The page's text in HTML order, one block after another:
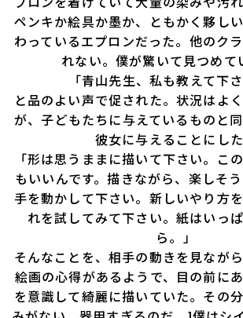
ペンキか絵具か墨か、ともかく夥し
わっているエプロンだった。他のク
れない。僕が驚いて見つめて
「青山先生、私も教えて下さ
と品のよい声で促された。状況はよ
が、子どもたちに与えているものと
彼女に与えることにした
「形は思うままに描いて下さい。こ
もいいんです。描きながら、楽しそ
手を動かして下さい。新しいやり方
れを試してみて下さい。紙はいっ
ら。」
そんなことを、相手の動きを見なが
絵画の心得があるようで、目の前に
を意識して綺麗に描いていた。その